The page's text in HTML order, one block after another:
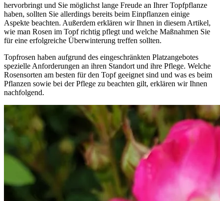
hervorbringt und Sie möglichst lange Freude an Ihrer Topfpflanze
haben, sollten Sie allerdings bereits beim Einpflanzen einige
Aspekte beachten. Außerdem erklären wir Ihnen in diesem Artikel,
wie man Rosen im Topf richtig pflegt und welche Maßnahmen Sie
für eine erfolgreiche Überwinterung treffen sollten.
Topfrosen haben aufgrund des eingeschränkten Platzangebotes
spezielle Anforderungen an ihren Standort und ihre Pflege. Welche
Rosensorten am besten für den Topf geeignet sind und was es beim
Pflanzen sowie bei der Pflege zu beachten gilt, erklären wir Ihnen
nachfolgend.